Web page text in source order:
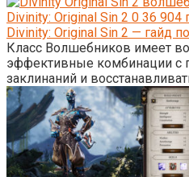
Divinity: Original Sin 2 0 36 904
Divinity: Original Sin 2 — гайд
Класс Волшебников имеет
эффективные комбинации
заклинаний и